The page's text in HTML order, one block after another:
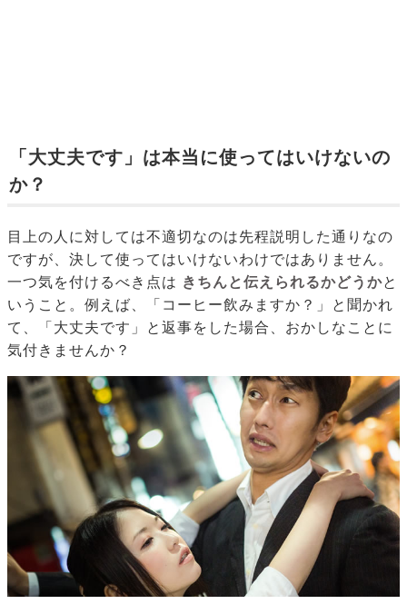
「大丈夫です」は本当に使ってはいけないの
か？
目上の人に対しては不適切なのは先程説明した通りなの
ですが、決して使ってはいけないわけではありません。
一つ気を付けるべき点は きちんと伝えられるかどうかと
いうこと。例えば、「コーヒー飲みますか？」と聞かれ
て、「大丈夫です」と返事をした場合、おかしなことに
気付きませんか？